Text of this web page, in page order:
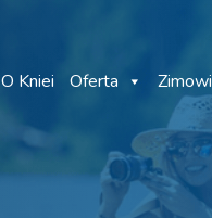
O Kniei Oferta